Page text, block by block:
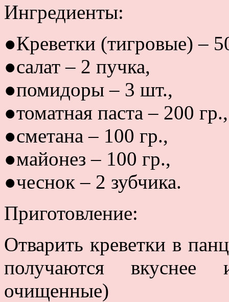
Ингредиенты:
●Креветки (тигровые) –
●салат – 2 пучка,
●помидоры – 3 шт.,
●томатная паста – 200 гр.,
●сметана – 100 гр.,
●майонез – 100 гр.,
●чеснок – 2 зубчика.
Приготовление:
Отварить креветки в
получаются
очищенные)